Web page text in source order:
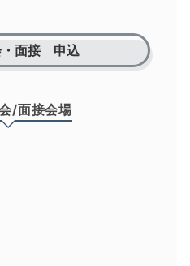
・面接 申込
/面接会場